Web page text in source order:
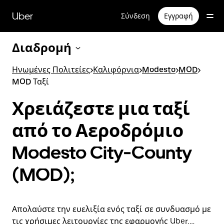
κύριο
περιεχόμενο
Uber Σύνδεση Εγγραφή
Διαδρομή
Ηνωμένες Πολιτείες>Καλιφόρνια>Modesto>MOD>
MOD Ταξί
Χρειάζεστε μια ταξί
από το Αεροδρόμιο
Modesto City-County
(MOD);
Απολαύστε την ευελιξία ενός ταξί σε συνδυασμό με
τις χρήσιμες λειτουργίες της εφαρμογής Uber,